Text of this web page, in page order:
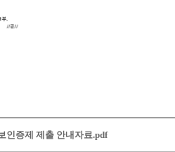
인증제 제출 안내자료.pdf